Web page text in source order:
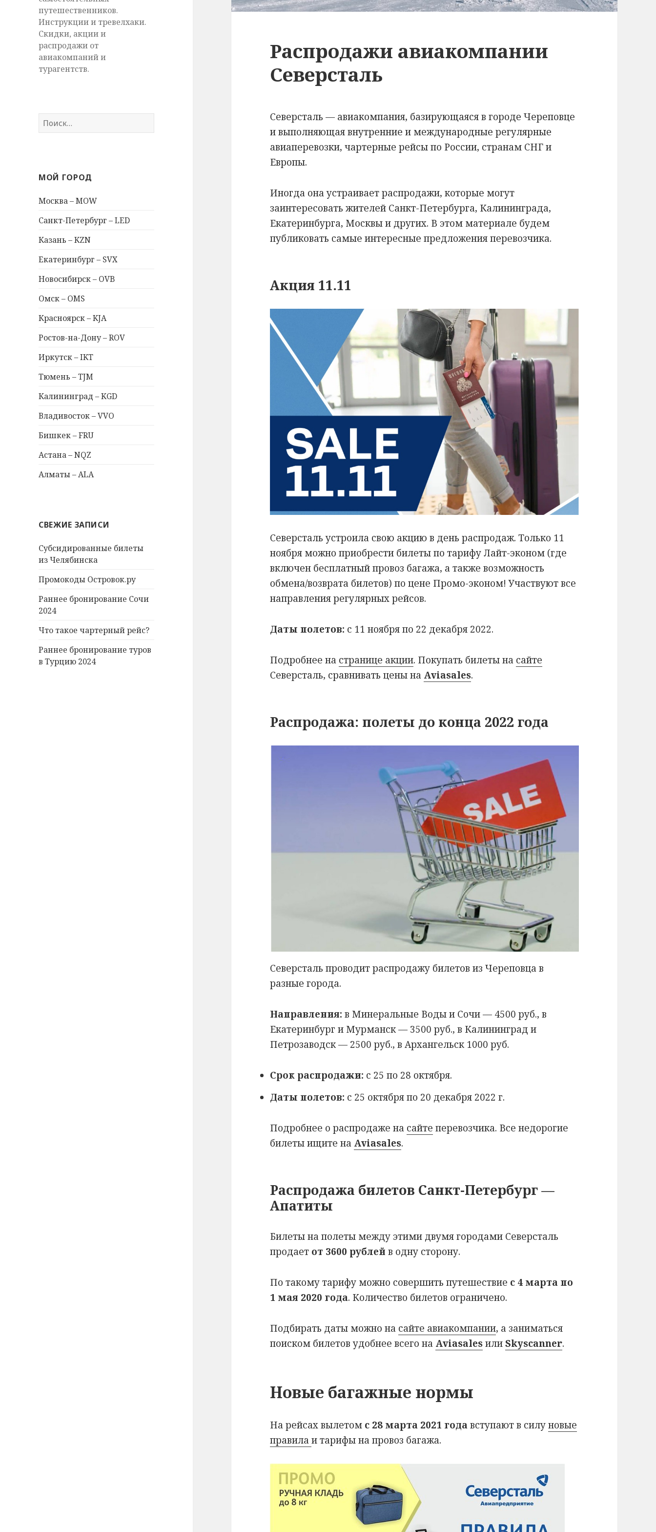
путешественников.
Инструкции и тревелхаки.
Скидки, акции и
распродажи от
авиакомпаний и
турагентств.
Найти:
МОЙ ГОРОД
Москва – MOW
Санкт-Петербург – LED
Казань – KZN
Екатеринбург – SVX
Новосибирск – OVB
Омск – OMS
Красноярск – KJA
Ростов-на-Дону – ROV
Иркутск – IKT
Тюмень – TJM
Калининград – KGD
Владивосток – VVO
Бишкек – FRU
Астана – NQZ
Алматы – ALA
СВЕЖИЕ ЗАПИСИ
Субсидированные билеты
из Челябинска
Промокоды Островок.ру
Раннее бронирование Сочи
2024
Что такое чартерный рейс?
Раннее бронирование туров
в Турцию 2024
Распродажи авиакомпании
Северсталь
Северсталь — авиакомпания, базирующаяся в городе Череповце
и выполняющая внутренние и международные регулярные
авиаперевозки, чартерные рейсы по России, странам СНГ и
Европы.
Иногда она устраивает распродажи, которые могут
заинтересовать жителей Санкт-Петербурга, Калининграда,
Екатеринбурга, Москвы и других. В этом материале будем
публиковать самые интересные предложения перевозчика.
Акция 11.11
Северсталь устроила свою акцию в день распродаж. Только 11
ноября можно приобрести билеты по тарифу Лайт-эконом (где
включен бесплатный провоз багажа, а также возможность
обмена/возврата билетов) по цене Промо-эконом! Участвуют все
направления регулярных рейсов.
Даты полетов: с 11 ноября по 22 декабря 2022.
Подробнее на странице акции. Покупать билеты на сайте
Северсталь, сравнивать цены на Aviasales.
Распродажа: полеты до конца 2022 года
Северсталь проводит распродажу билетов из Череповца в
разные города.
Направления: в Минеральные Воды и Сочи — 4500 руб., в
Екатеринбург и Мурманск — 3500 руб., в Калининград и
Петрозаводск — 2500 руб., в Архангельск 1000 руб.
Срок распродажи: с 25 по 28 октября.
Даты полетов: с 25 октября по 20 декабря 2022 г.
Подробнее о распродаже на сайте перевозчика. Все недорогие
билеты ищите на Aviasales.
Распродажа билетов Санкт-Петербург —
Апатиты
Билеты на полеты между этими двумя городами Северсталь
продает от 3600 рублейв одну сторону.
По такому тарифу можно совершить путешествие с 4 марта по
1 мая 2020 года. Количество билетов ограничено.
Подбирать даты можно на сайте авиакомпании, а заниматься
поиском билетов удобнее всего на AviasalesилиSkyscanner.
Новые багажные нормы
На рейсах вылетом с 28 марта 2021 годавступают в силуновые
правилаи тарифы на провоз багажа.